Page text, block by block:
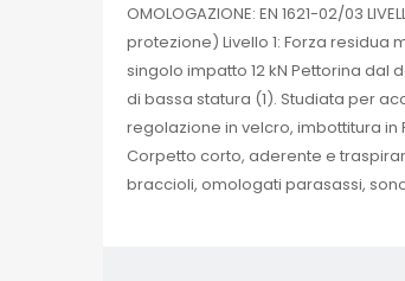
OMOLOGAZIONE: EN 1621-02/03
protezione) Livello 1: Forza residua
singolo impatto 12 kN Pettorina
di bassa statura (1). Studiata per
regolazione in velcro, imbottitura
Corpetto corto, aderente e
braccioli, omologati parasassi, sono